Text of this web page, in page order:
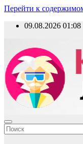
Перейти к
09.08.2026 01:08
Как правильно?